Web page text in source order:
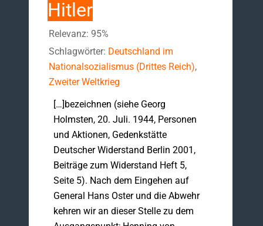
Hitler
Relevanz: 95%
Schlagwörter: Deutschland im
Nationalsozialismus (Drittes Reich),
Zweiter Weltkrieg
[…]bezeichnen (siehe Georg
Holmsten, 20. Juli. 1944, Personen
und Aktionen, Gedenkstätte
Deutscher Widerstand Berlin 2001,
Beiträge zum Widerstand Heft 5,
Seite 5). Nach dem Eingehen auf
General Hans Oster und die Abwehr
kehren wir an dieser Stelle zu dem